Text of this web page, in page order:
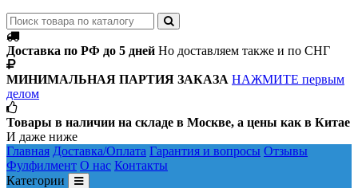
Доставка по РФ до 5 дней Но доставляем также и по СНГ
МИНИМАЛЬНАЯ ПАРТИЯ ЗАКАЗА НАЖМИТЕ первым
делом
Товары в наличии на складе в Москве, а цены как в Китае
И даже ниже
Главная Доставка/Оплата Гарантия и вопросы Отзывы
Фулфилмент О нас Контакты
Категории